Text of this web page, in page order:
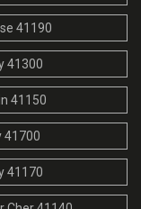
41190
41300
41150
41700
41170